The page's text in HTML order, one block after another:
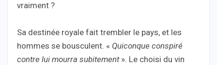
vraiment ?
Sa destinée royale fait trembler le pays, et les
hommes se bousculent. « Quiconque conspiré
contre lui mourra subitement». Le choisi du vin